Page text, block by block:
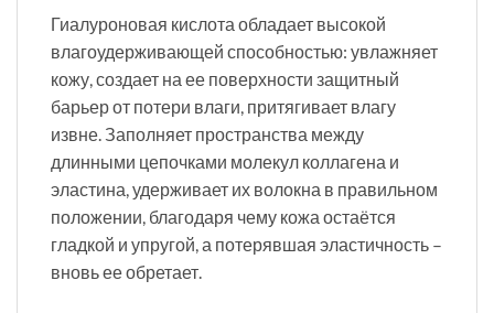
Гиалуроновая кислота обладает высокой
влагоудерживающей способностью: увлажняет
кожу, создает на ее поверхности защитный
барьер от потери влаги, притягивает влагу
извне. Заполняет пространства между
длинными цепочками молекул коллагена и
эластина, удерживает их волокна в правильном
положении, благодаря чему кожа остаётся
гладкой и упругой, а потерявшая эластичность –
вновь ее обретает.